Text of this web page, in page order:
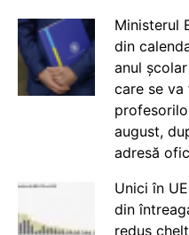
Ministerul
din
anul
care se
august,
adresă
Unici în
din
redus